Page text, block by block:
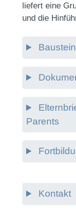
liefert eine
und die
Parents
Kontakt